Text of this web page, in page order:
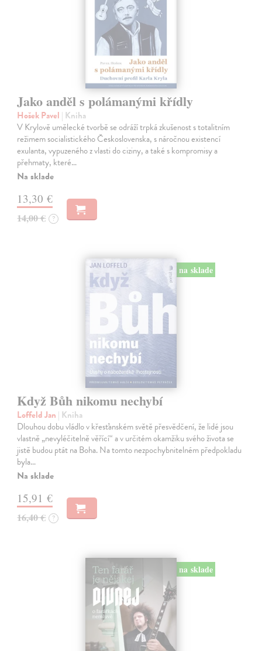
Jako anděl s polámanými křídly
Hošek Pavel | Kniha
V Krylově umělecké tvorbě se odráží trpká zkušenost s totalitním
režimem socialistického Československa, s náročnou existencí
exulanta, vypuzeného z vlasti do ciziny, a také s kompromisy a
přehmaty, které…
Na sklade
13,30 €
14,00 € ?
na sklade
Když Bůh nikomu nechybí
Loffeld Jan | Kniha
Dlouhou dobu vládlo v křesťanském světě přesvědčení, že lidé jsou
vlastně „nevyléčitelně věřící“ a v určitém okamžiku svého života se
jistě budou ptát na Boha. Na tomto nezpochybnitelném předpokladu
byla…
Na sklade
15,91 €
16,40 € ?
na sklade